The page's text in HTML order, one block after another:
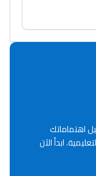
اهتماماتك
ابدأ الآن